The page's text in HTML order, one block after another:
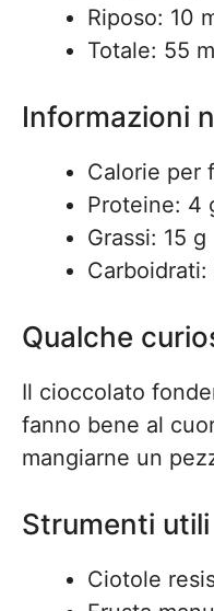
Riposo: 10
Totale: 55
Informazioni
Calorie per
Proteine: 4
Grassi: 15 g
Qualche
Il cioccolato
fanno bene al
mangiarne un
Strumenti utili
Ciotole